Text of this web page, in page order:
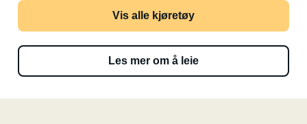
Vis alle kjøretøy
Les mer om å leie